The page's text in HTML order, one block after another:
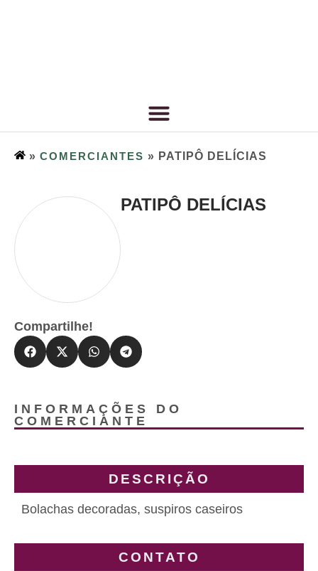
» COMERCIANTES » PATIPÔ DELÍCIAS
PATIPÔ DELÍCIAS
Compartilhe!
INFORMAÇÕES DO
COMERCIANTE
DESCRIÇÃO
Bolachas decoradas, suspiros caseiros
CONTATO